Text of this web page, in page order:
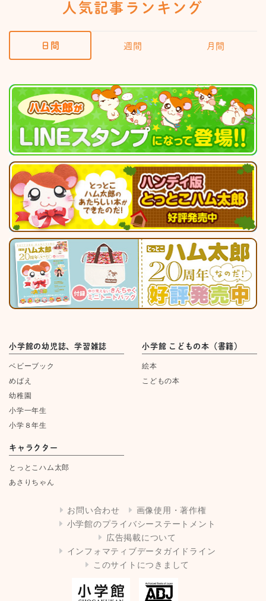
人気記事ランキング
日間 週間 月間
小学館の幼児誌、学習雑誌
ベビーブック
めばえ
幼稚園
小学一年生
小学８年生
小学館 こどもの本（書籍）
絵本
こどもの本
キャラクター
とっとこハム太郎
あさりちゃん
お問い合わせ
画像使用・著作権
小学館のプライバシーステートメント
広告掲載について
インフォマティブデータガイドライン
このサイトにつきまして